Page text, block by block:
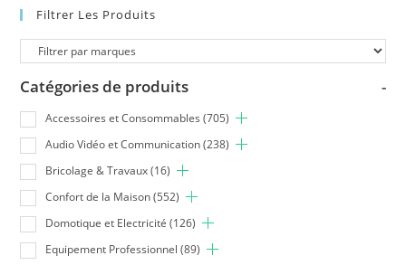
Filtrer Les Produits
Catégories de produits -
Accessoires et Consommables (705)
Audio Vidéo et Communication (238)
Bricolage & Travaux (16)
Confort de la Maison (552)
Domotique et Electricité (126)
Equipement Professionnel (89)